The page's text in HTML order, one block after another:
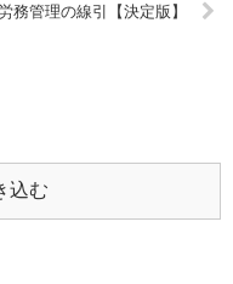
務管理の線引【決定版】
込む